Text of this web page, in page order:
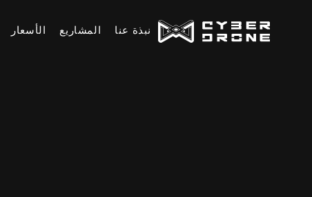
نبذة عنا المشاريع الأسعار